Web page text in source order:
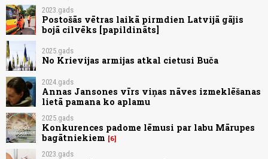
2023.gads
Postošās vētras laikā pirmdien Latvijā gājis
bojā cilvēks [papildināts]
2025.gads
No Krievijas armijas atkal cietusi Buča
2024.gads
Annas Jansones vīrs viņas nāves izmeklēšanas
lietā pamana ko aplamu
2025.gads
Konkurences padome lēmusi par labu Mārupes
bagātniekiem
6
2023.gads